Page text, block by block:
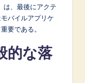
は、最後にアクテ
バイルアプリケ
要である。
的な落